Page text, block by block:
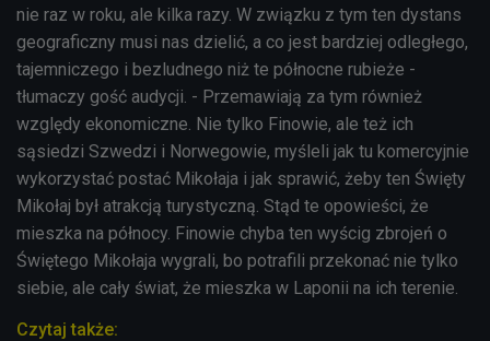
nie raz w roku, ale kilka razy. W związku z tym ten dystans
geograficzny musi nas dzielić, a co jest bardziej odległego,
tajemniczego i bezludnego niż te północne rubieże -
tłumaczy gość audycji. - Przemawiają za tym również
względy ekonomiczne. Nie tylko Finowie, ale też ich
sąsiedzi Szwedzi i Norwegowie, myśleli jak tu komercyjnie
wykorzystać postać Mikołaja i jak sprawić, żeby ten Święty
Mikołaj był atrakcją turystyczną. Stąd te opowieści, że
mieszka na północy. Finowie chyba ten wyścig zbrojeń o
Świętego Mikołaja wygrali, bo potrafili przekonać nie tylko
siebie, ale cały świat, że mieszka w Laponii na ich terenie.
Czytaj także: